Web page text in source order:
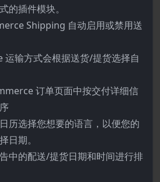
的插件模块。
Shipping 自动启用或禁用送
输方式会根据送货/提货选择自
订单页面中按交付详细信
历选择您想要的语言，以便您的
日期。
中的配送/提货日期和时间进行排